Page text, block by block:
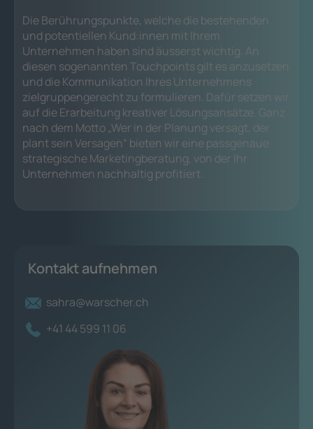
Die Berührungspunkte, welche die bestehenden
und potentiellen Kund:innen mit Ihrem
Unternehmen haben sind äusserst wichtig. An
diesen sogenannten Touchpoints gilt es anzusetzen
und die Kommunikation Ihres Unternehmens
zielgruppengerecht zu formulieren. Dafür setzen wir
auf die Erarbeitung kreativer Lösungsansätze. Ganz
nach dem Motto„Wer in der Planung versagt, der
plant sein Versagen“ bieten wir eine passgenaue
strategische Marketingberatung, von der Ihr
Unternehmen nachhaltig profitiert.
Kontakt aufnehmen
sahra@warscher.ch
+41 44 599 11 06